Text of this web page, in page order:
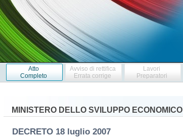
Atto
Completo
Avviso di rettifica
Errata corrige
Lavori
Preparatori
MINISTERO DELLO SVILUPPO ECONOMICO
DECRETO 18 luglio 2007